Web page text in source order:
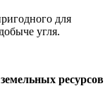
для
угля.
ресурсов